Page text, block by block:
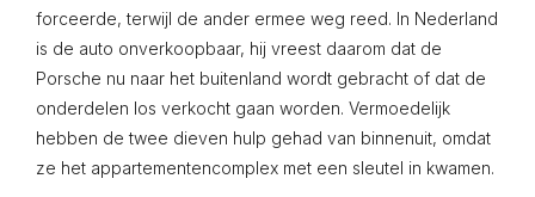
forceerde, terwijl de ander ermee weg reed. In Nederland
is de auto onverkoopbaar, hij vreest daarom dat de
Porsche nu naar het buitenland wordt gebracht of dat de
onderdelen los verkocht gaan worden. Vermoedelijk
hebben de twee dieven hulp gehad van binnenuit, omdat
ze het appartementencomplex met een sleutel in kwamen.